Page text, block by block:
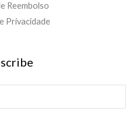
Reembolso
Privacidade